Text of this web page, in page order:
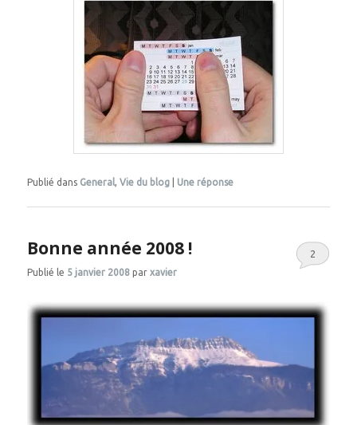
Publié dans General,Vie du blog Une réponse
Bonne année 2008 !
Publié le 5 janvier 2008 parxavier
2